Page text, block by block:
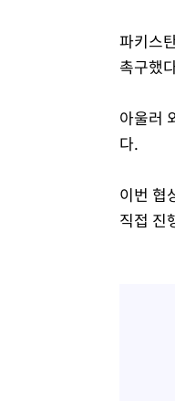
파키스
촉구했
아울러
다.
이번 협
직접 진